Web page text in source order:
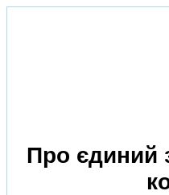
Про єдиний